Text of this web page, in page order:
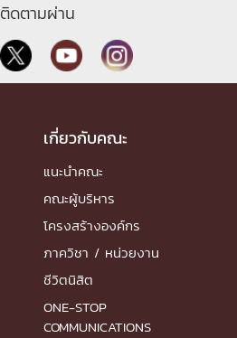
ติดตามผ่าน
เกี่ยวกับคณะ
แนะนำคณะ
คณะผู้บริหาร
โครงสร้างองค์กร
ภาควิชา / หน่วยงาน
ชีวิตนิสิต
ONE-STOP
COMMUNICATIONS